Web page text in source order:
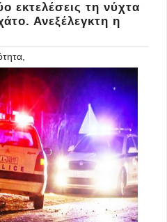
εκτελέσεις τη νύχτα
Ανεξέλεγκτη η